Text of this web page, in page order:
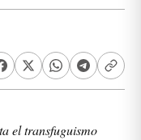
el transfuguismo